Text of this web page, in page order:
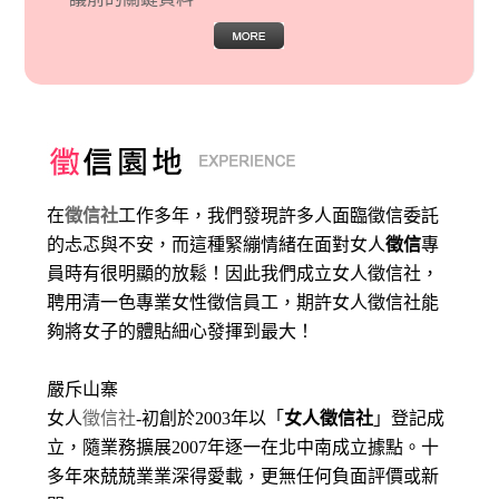
在徵信社工作多年，我們發現許多人面臨徵信委託
的忐忑與不安，而這種緊繃情緒在面對女人徵信專
員時有很明顯的放鬆！因此我們成立女人徵信社，
聘用清一色專業女性徵信員工，期許女人徵信社能
夠將女子的體貼細心發揮到最大 ！
嚴斥山寨
女人徵信社-初創於2003年以「 女人徵信社 」登記成
立，隨業務擴展2007年逐一在北中南成立據點。十
多年來兢兢業業深得愛載，更無任何負面評價或新